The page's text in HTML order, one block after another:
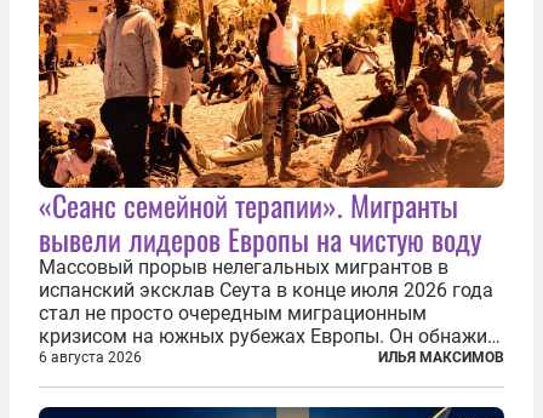
«Сеанс семейной терапии». Мигранты
вывели лидеров Европы на чистую воду
Массовый прорыв нелегальных мигрантов в
испанский эксклав Сеута в конце июля 2026 года
стал не просто очередным миграционным
кризисом на южных рубежах Европы. Он обнажил
фундаментальный раскол внутри Евросоюза,
продемонстрировав, что десятилетиями
выстраивавшаяся миграционная политика ЕС
6 августа 2026 ИЛЬЯ МАКСИМОВ